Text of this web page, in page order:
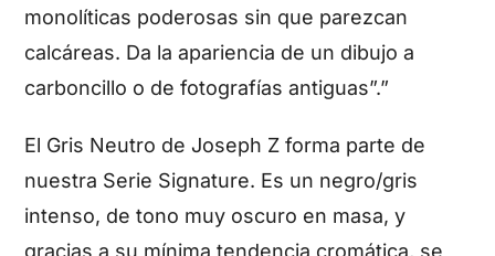
monolíticas poderosas sin que parezcan
calcáreas. Da la apariencia de un dibujo a
carboncillo o de fotografías antiguas”.”
El Gris Neutro de Joseph Z forma parte de
nuestra Serie Signature. Es un negro/gris
intenso, de tono muy oscuro en masa, y
gracias a su mínima tendencia cromática, se